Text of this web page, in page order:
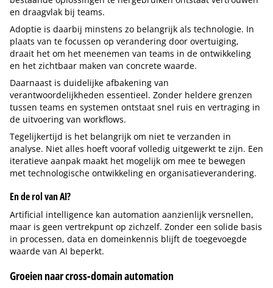
en draagvlak bij teams.
Adoptie is daarbij minstens zo belangrijk als technologie. In
plaats van te focussen op verandering door overtuiging,
draait het om het meenemen van teams in de ontwikkeling
en het zichtbaar maken van concrete waarde.
Daarnaast is duidelijke afbakening van
verantwoordelijkheden essentieel. Zonder heldere grenzen
tussen teams en systemen ontstaat snel ruis en vertraging in
de uitvoering van workflows.
Tegelijkertijd is het belangrijk om niet te verzanden in
analyse. Niet alles hoeft vooraf volledig uitgewerkt te zijn. Een
iteratieve aanpak maakt het mogelijk om mee te bewegen
met technologische ontwikkeling en organisatieverandering.
En de rol van AI?
Artificial intelligence kan automation aanzienlijk versnellen,
maar is geen vertrekpunt op zichzelf. Zonder een solide basis
in processen, data en domeinkennis blijft de toegevoegde
waarde van AI beperkt.
Groeien naar cross-domain automation